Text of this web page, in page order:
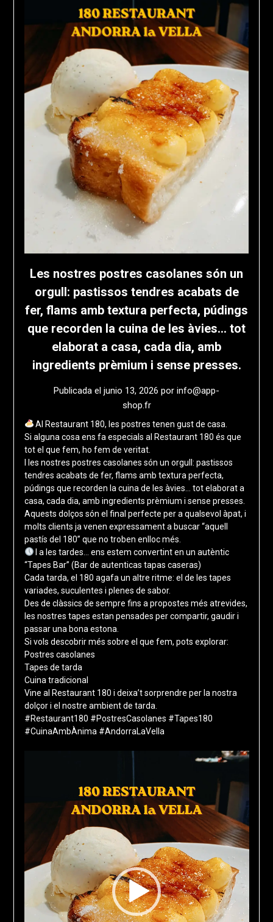
Les nostres postres casolanes són un
orgull: pastissos tendres acabats de
fer, flams amb textura perfecta, púdings
que recorden la cuina de les àvies… tot
elaborat a casa, cada dia, amb
ingredients prèmium i sense presses.
Publicada el junio 13, 2026 por info@app-
shop.fr
Al Restaurant 180, les postres tenen gust de casa.
Si alguna cosa ens fa especials al Restaurant 180 és que
tot el que fem, ho fem de veritat.
I les nostres postres casolanes són un orgull: pastissos
tendres acabats de fer, flams amb textura perfecta,
púdings que recorden la cuina de les àvies… tot elaborat a
casa, cada dia, amb ingredients prèmium i sense presses.
Aquests dolços són el final perfecte per a qualsevol àpat, i
molts clients ja venen expressament a buscar “aquell
pastís del 180” que no troben enlloc més.
I a les tardes… ens estem convertint en un autèntic
“Tapes Bar” (Bar de autenticas tapas caseras)
Cada tarda, el 180 agafa un altre ritme: el de les tapes
variades, suculentes i plenes de sabor.
Des de clàssics de sempre fins a propostes més atrevides,
les nostres tapes estan pensades per compartir, gaudir i
passar una bona estona.
Si vols descobrir més sobre el que fem, pots explorar:
Postres casolanes
Tapes de tarda
Cuina tradicional
Vine al Restaurant 180 i deixa’t sorprendre per la nostra
dolçor i el nostre ambient de tarda.
#Restaurant180 #PostresCasolanes #Tapes180
#CuinaAmbÀnima #AndorraLaVella